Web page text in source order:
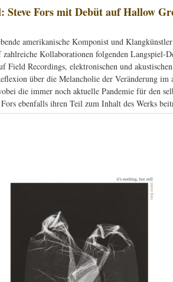
Steve Fors mit Debüt auf Hallow
amerikanische Komponist und
zahlreiche Kollaborationen folgenden Langspiel-
Field Recordings, elektronischen und
über die Melancholie der Veränderung im
die immer noch aktuelle Pandemie für den
ebenfalls ihren Teil zum Inhalt des Werks